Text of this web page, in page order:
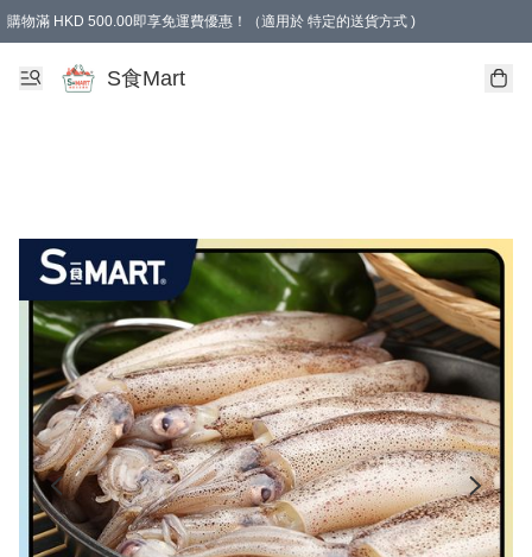
購物滿 HKD 500.00即享免運費優惠！（適用於 特定的送貨方式 )
S食Mart